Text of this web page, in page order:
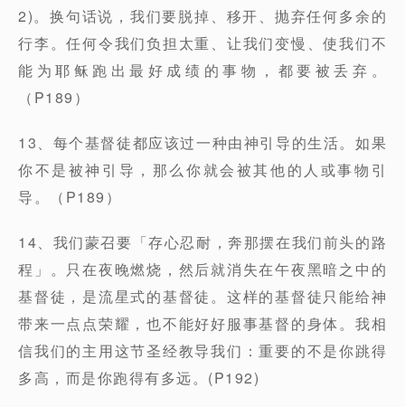
2)。换句话说，我们要脱掉、移开、抛弃任何多余的
行李。任何令我们负担太重、让我们变慢、使我们不
能为耶稣跑出最好成绩的事物，都要被丢弃。
（P189）
13、每个基督徒都应该过一种由神引导的生活。如果
你不是被神引导，那么你就会被其他的人或事物引
导。（P189）
14、我们蒙召要「存心忍耐，奔那摆在我们前头的路
程」。只在夜晚燃烧，然后就消失在午夜黑暗之中的
基督徒，是流星式的基督徒。这样的基督徒只能给神
带来一点点荣耀，也不能好好服事基督的身体。我相
信我们的主用这节圣经教导我们：重要的不是你跳得
多高，而是你跑得有多远。(P192)